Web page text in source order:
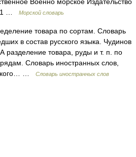
…
Морской словарь
товара по сортам. Словарь
в состав русского языка. Чудинов
товара, руды и т. п. по
Словарь иностранных слов,
…
Словарь иностранных слов